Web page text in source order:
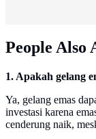
People Also
1. Apakah gelang
Ya, gelang emas
investasi karena
cenderung naik,